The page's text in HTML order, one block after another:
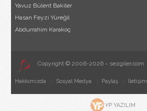
Yavuz Bülent Bakiler
Hasan Feyzi Yüreğil
Abdurrahim Karakoç
Copyright © 2006-2026 ~ sezgiler.com
Hakkımızda Sosyal Medya Paylaş İletişim
YP YAZILIM